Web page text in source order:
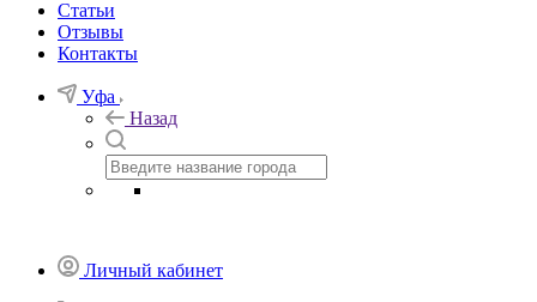
Статьи
Отзывы
Контакты
Уфа
Назад
Личный кабинет